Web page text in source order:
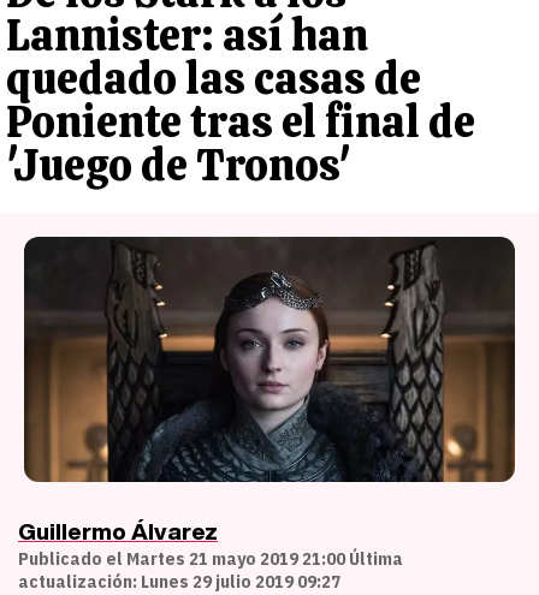
Lannister: así han
quedado las casas de
Poniente tras el final de
'Juego de Tronos'
Guillermo Álvarez
Publicado el Martes 21 mayo 2019 21:00 Última
actualización: Lunes 29 julio 2019 09:27